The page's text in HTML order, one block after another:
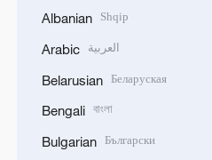
Albanian Shqip
Arabic العربية
Belarusian Беларуская
Bengali বাংলা
Bulgarian Български